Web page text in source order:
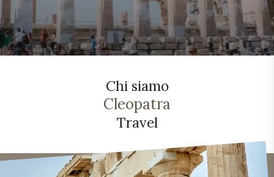
Chi siamo
Cleopatra
Travel